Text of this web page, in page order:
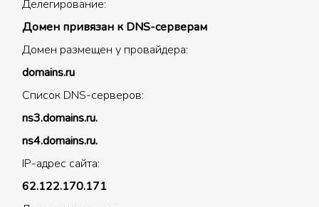
Делегирование:
Домен привязан к DNS-серверам
Домен размещен у провайдера:
domains.ru
Список DNS-серверов:
ns3.domains.ru.
ns4.domains.ru.
IP-адрес сайта:
62.122.170.171